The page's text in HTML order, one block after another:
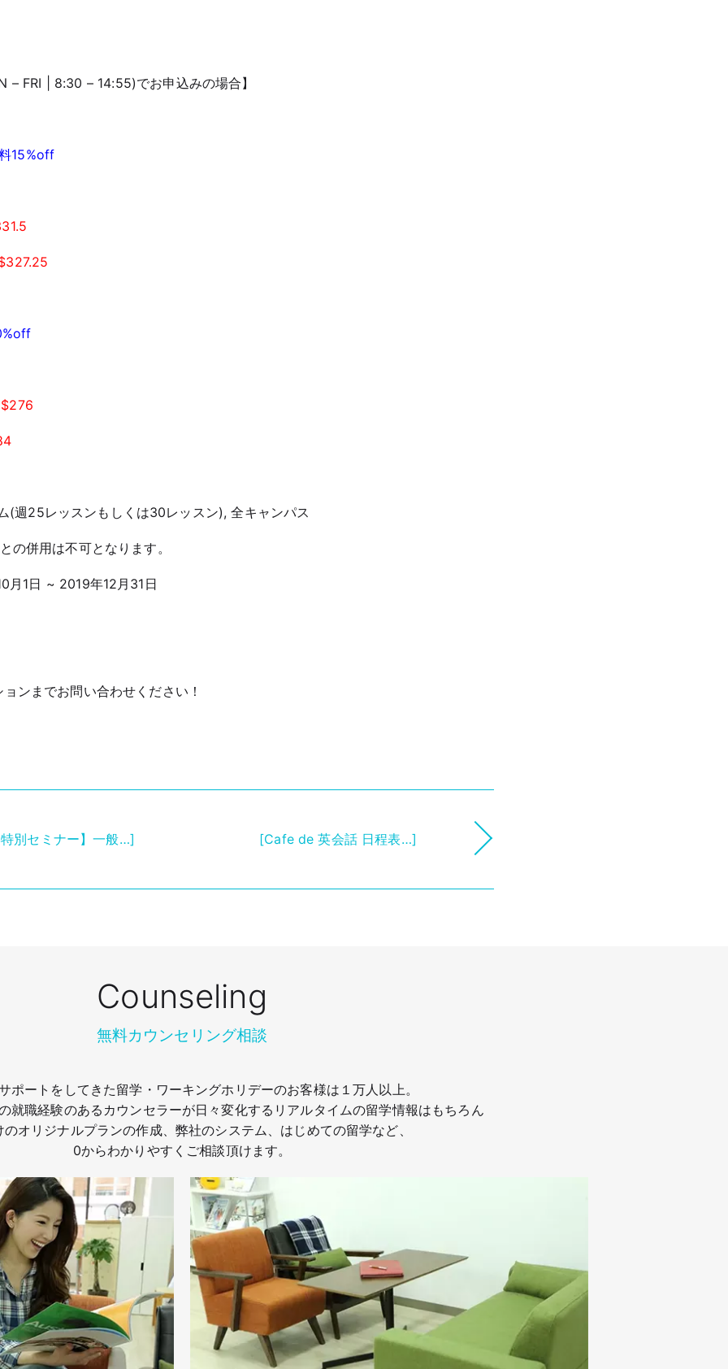
– FRI | 8:30 – 14:55)でお申込みの場合】
15%off
$276
(週25レッスンもしくは30レッスン), 全キャンパス
の併用は不可となります。
月1日 ~ 2019年12月31日
ンまでお問い合わせください！
別セミナー】一般…] [Cafe de 英会話 日程表…]
Counseling
無料カウンセリング相談
ポートをしてきた留学・ワーキングホリデーのお客様は１万人以上。
就職経験のあるカウンセラーが日々変化するリアルタイムの留学情報はもちろん
のオリジナルプランの作成、弊社のシステム、はじめての留学など、
0からわかりやすくご相談頂けます。